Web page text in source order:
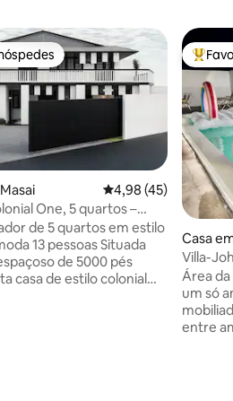
5 estrelas, 15avaliações
Classificação média
4,98 (45)
One, 5 quartos –
e mesa de bilhar
de 5 quartos em estilo
13 pessoas Situada
de 5000 pés
casa de estilo colonial
Casa
Villa-
Parque
Área
um só
entre